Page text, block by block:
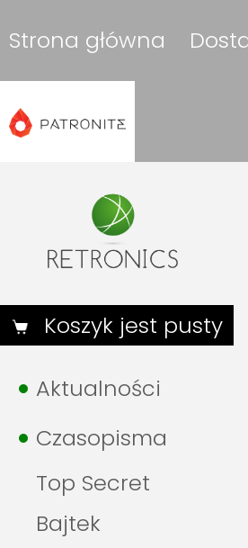
Strona główna
Koszyk jest pusty
Aktualności
Czasopisma
Top Secret
Bajtek